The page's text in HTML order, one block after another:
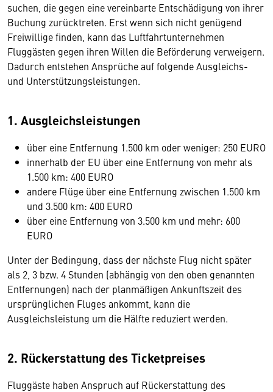
suchen, die gegen eine vereinbarte Entschädigung von ihrer
Buchung zurücktreten. Erst wenn sich nicht genügend
Freiwillige finden, kann das Luftfahrtunternehmen
Fluggästen gegen ihren Willen die Beförderung verweigern.
Dadurch entstehen Ansprüche auf folgende Ausgleichs-
und Unterstützungsleistungen.
1. Ausgleichsleistungen
über eine Entfernung 1.500 km oder weniger: 250 EURO
innerhalb der EU über eine Entfernung von mehr als
1.500 km: 400 EURO
andere Flüge über eine Entfernung zwischen 1.500 km
und 3.500 km: 400 EURO
über eine Entfernung von 3.500 km und mehr: 600
EURO
Unter der Bedingung, dass der nächste Flug nicht später
als 2, 3 bzw. 4 Stunden (abhängig von den oben genannten
Entfernungen) nach der planmäßigen Ankunftszeit des
ursprünglichen Fluges ankommt, kann die
Ausgleichsleistung um die Hälfte reduziert werden.
2. Rückerstattung des Ticketpreises
Fluggäste haben Anspruch auf Rückerstattung des